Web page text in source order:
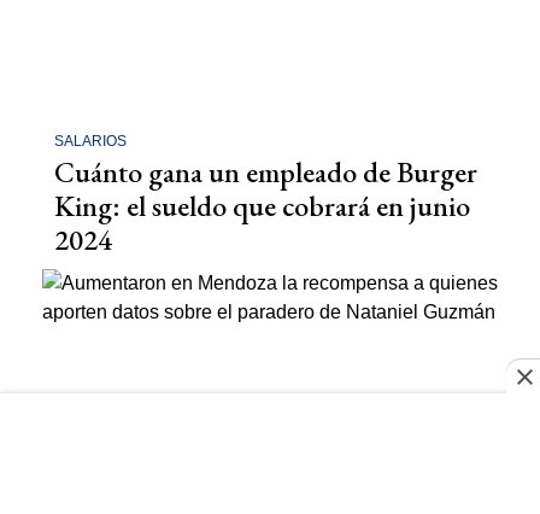
SALARIOS
Cuánto gana un empleado de Burger
King: el sueldo que cobrará en junio
2024